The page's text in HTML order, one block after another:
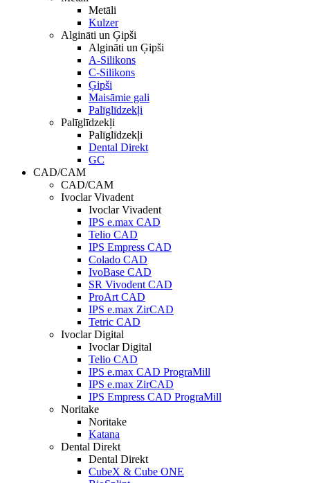
Metāli
Kulzer
Algināti un Ģipši
Algināti un Ģipši
A-Silikons
C-Silikons
Ģipši
Maisāmie gali
Palīglīdzekļi
Palīglīdzekļi
Palīglīdzekļi
Dental Direkt
GC
CAD/CAM
CAD/CAM
Ivoclar Vivadent
Ivoclar Vivadent
IPS e.max CAD
Telio CAD
IPS Empress CAD
Colado CAD
IvoBase CAD
SR Vivodent CAD
ProArt CAD
IPS e.max ZirCAD
Tetric CAD
Ivoclar Digital
Ivoclar Digital
Telio CAD
IPS e.max CAD PrograMill
IPS e.max ZirCAD
IPS Empress CAD PrograMill
Noritake
Noritake
Katana
Dental Direkt
Dental Direkt
CubeX & Cube ONE